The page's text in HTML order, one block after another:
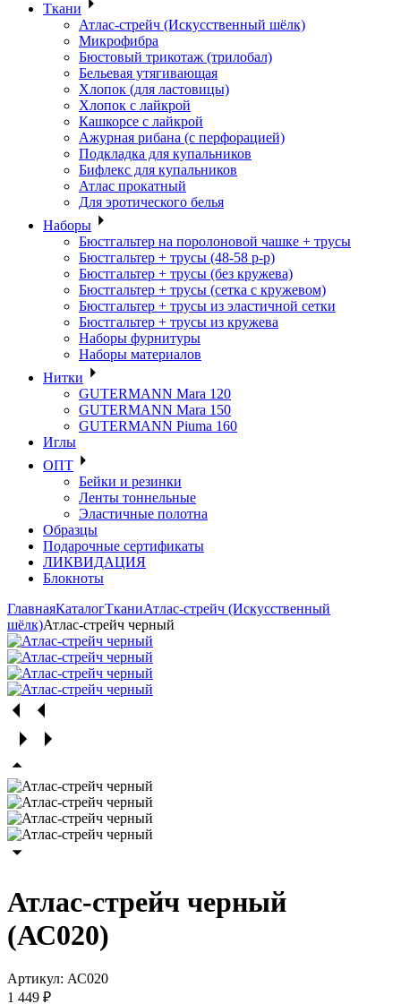
Ткани
Атлас-стрейч (Искусственный шёлк)
Микрофибра
Бюстовый трикотаж (трилобал)
Бельевая утягивающая
Хлопок (для ластовицы)
Хлопок с лайкрой
Кашкорсе с лайкрой
Ажурная рибана (с перфорацией)
Подкладка для купальников
Бифлекс для купальников
Атлас прокатный
Для эротического белья
Наборы
Бюстгальтер на поролоновой чашке + трусы
Бюстгальтер + трусы (48-58 р-р)
Бюстгальтер + трусы (без кружева)
Бюстгальтер + трусы (сетка с кружевом)
Бюстгальтер + трусы из эластичной сетки
Бюстгальтер + трусы из кружева
Наборы фурнитуры
Наборы материалов
Нитки
GUTERMANN Mara 120
GUTERMANN Mara 150
GUTERMANN Piuma 160
Иглы
ОПТ
Бейки и резинки
Ленты тоннельные
Эластичные полотна
Образцы
Подарочные сертификаты
ЛИКВИДАЦИЯ
Блокноты
ГлавнаяКаталогТканиАтлас-стрейч (Искусственный
шёлк)Атлас-стрейч черный
Атлас-стрейч черный
(АС020)
Артикул: АС020
1 449 ₽